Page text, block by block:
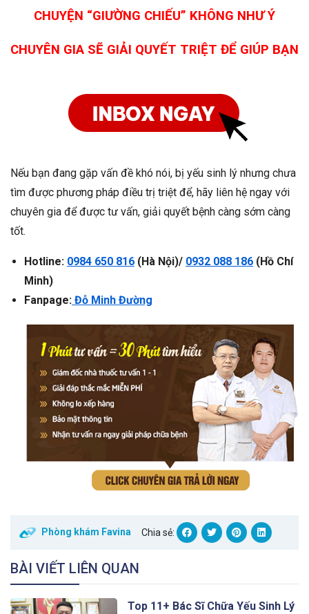
CHUYỆN “GIƯỜNG CHIẾU” KHÔNG NHƯ Ý
CHUYÊN GIA SẼ GIẢI QUYẾT TRIỆT ĐỂ GIÚP BẠN
Nếu bạn đang gặp vấn đề khó nói, bị yếu sinh lý nhưng chưa
tìm được phương pháp điều trị triệt để, hãy liên hệ ngay với
chuyên gia để được tư vấn, giải quyết bệnh càng sớm càng
tốt.
Hotline: 0984 650 816 (Hà Nội)/ 0932 088 186 (Hồ Chí
Minh)
Fanpage: Đỗ Minh Đường
Phòng khám Favina Chia sẻ:
BÀI VIẾT LIÊN QUAN
Top 11+ Bác Sĩ Chữa Yếu Sinh Lý